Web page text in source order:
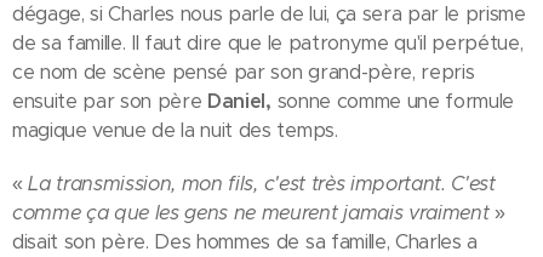
dégage, si Charles nous parle de lui, ça sera par le prisme
de sa famille. Il faut dire que le patronyme qu'il perpétue,
ce nom de scène pensé par son grand-père, repris
ensuite par son père Daniel, sonne comme une formule
magique venue de la nuit des temps.
«La transmission, mon fils, c'est très important. C'est
comme ça que les gens ne meurent jamais vraiment»
disait son père. Des hommes de sa famille, Charles a